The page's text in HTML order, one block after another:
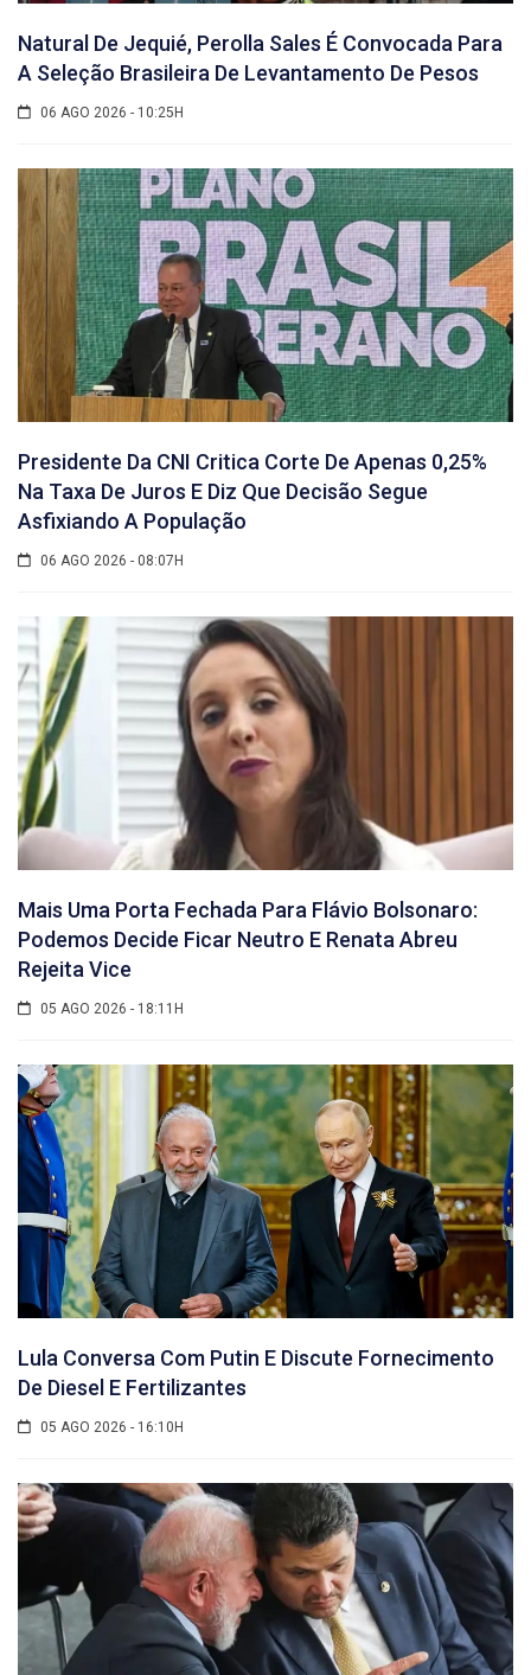
Natural De Jequié, Perolla Sales É Convocada Para
A Seleção Brasileira De Levantamento De Pesos
06 AGO 2026 - 10:25H
Presidente Da CNI Critica Corte De Apenas 0,25%
Na Taxa De Juros E Diz Que Decisão Segue
Asfixiando A População
06 AGO 2026 - 08:07H
Mais Uma Porta Fechada Para Flávio Bolsonaro:
Podemos Decide Ficar Neutro E Renata Abreu
Rejeita Vice
05 AGO 2026 - 18:11H
Lula Conversa Com Putin E Discute Fornecimento
De Diesel E Fertilizantes
05 AGO 2026 - 16:10H